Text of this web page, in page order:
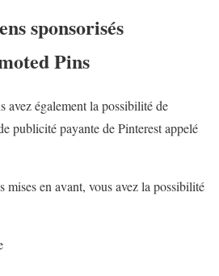
sponsorisés
Pins
avez également la possibilité de
publicité payante de Pinterest appelé
mises en avant, vous avez la possibilité